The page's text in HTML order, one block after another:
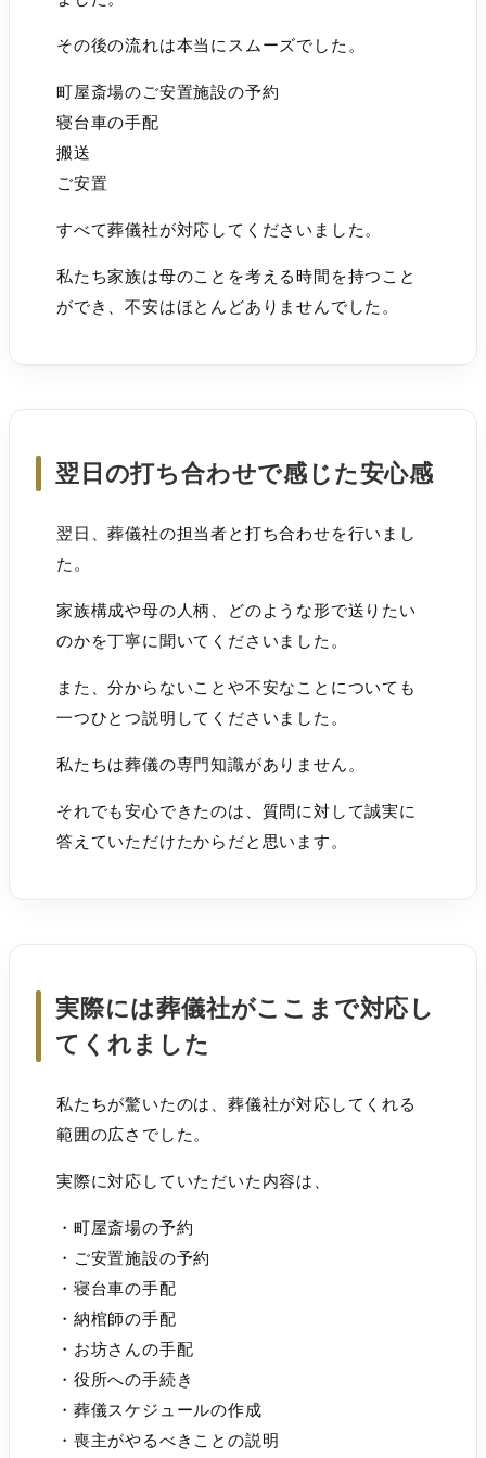
その後の流れは本当にスムーズでした。
町屋斎場のご安置施設の予約
寝台車の手配
搬送
ご安置
すべて葬儀社が対応してくださいました。
私たち家族は母のことを考える時間を持つこと
ができ、不安はほとんどありませんでした。
翌日の打ち合わせで感じた安心感
翌日、葬儀社の担当者と打ち合わせを行いまし
た。
家族構成や母の人柄、どのような形で送りたい
のかを丁寧に聞いてくださいました。
また、分からないことや不安なことについても
一つひとつ説明してくださいました。
私たちは葬儀の専門知識がありません。
それでも安心できたのは、質問に対して誠実に
答えていただけたからだと思います。
実際には葬儀社がここまで対応し
てくれました
私たちが驚いたのは、葬儀社が対応してくれる
範囲の広さでした。
実際に対応していただいた内容は、
・町屋斎場の予約
・ご安置施設の予約
・寝台車の手配
・納棺師の手配
・お坊さんの手配
・役所への手続き
・葬儀スケジュールの作成
・喪主がやるべきことの説明